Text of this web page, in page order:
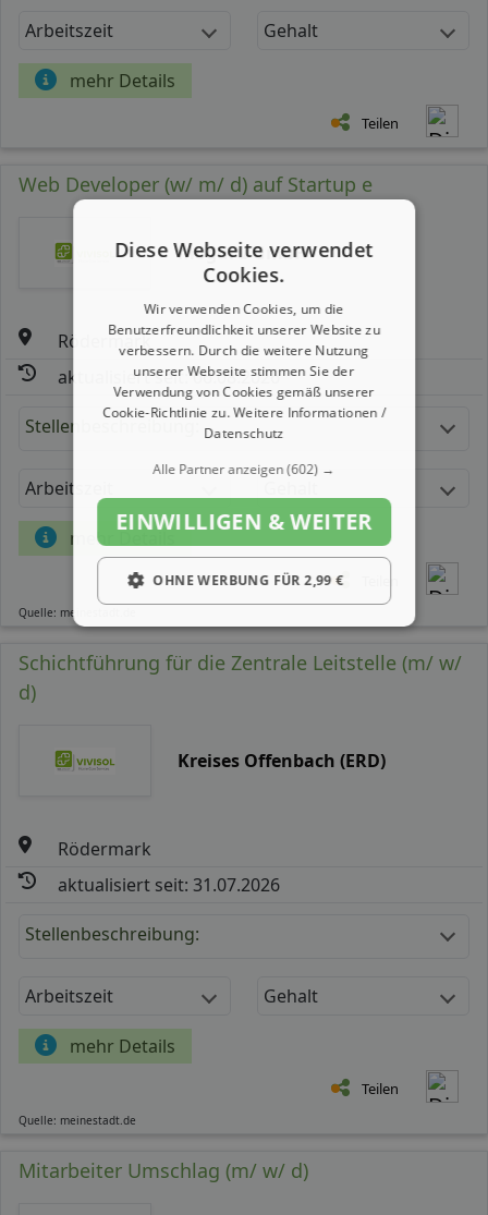
Arbeitszeit Gehalt
mehr Details
Teilen
Web Developer (w/ m/ d) auf Startup e
moguru GmbH
Rödermark
aktualisiert seit: 06.08.2026
Stellenbeschreibung:
Arbeitszeit
mehr Details
Quelle: meinestadt.de
Schichtführung für die Zentrale Leitstelle (m/ w/
d)
Kreises Offenbach (ERD)
Rödermark
aktualisiert seit: 31.07.2026
Stellenbeschreibung:
Arbeitszeit Gehalt
mehr Details
Teilen
Quelle: meinestadt.de
Mitarbeiter Umschlag (m/ w/ d)
Diese Webseite verwendet
Cookies.
Wir verwenden Cookies, um die
Benutzerfreundlichkeit unserer Website zu
verbessern. Durch die weitere Nutzung
unserer Webseite stimmen Sie der
Verwendung von Cookies gemäß unserer
Cookie-Richtlinie zu.Weitere Informationen /
Datenschutz
Alle Partner anzeigen(602) →
EINWILLIGEN & WEITER
OHNE WERBUNG FÜR 2,99 €